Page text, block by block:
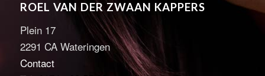
ROEL VAN DER ZWAAN KAPPERS
Plein 17
2291 CA Wateringen
Contact